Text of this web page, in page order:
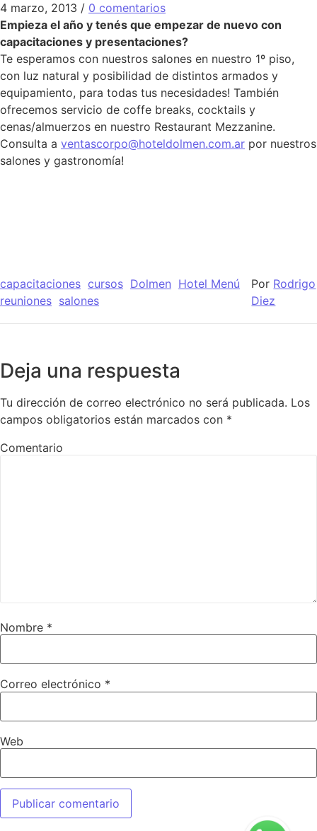
4 marzo, 2013 / 0 comentarios
Empieza el año y tenés que empezar de nuevo con
capacitaciones y presentaciones?
Te esperamos con nuestros salones en nuestro 1º piso,
con luz natural y posibilidad de distintos armados y
equipamiento, para todas tus necesidades! También
ofrecemos servicio de coffe breaks, cocktails y
cenas/almuerzos en nuestro Restaurant Mezzanine.
Consulta a ventascorpo@hoteldolmen.com.ar por nuestros
salones y gastronomía!
capacitaciones cursos Dolmen Hotel Menú
reuniones salones
Por Rodrigo
Diez
Deja una respuesta
Tu dirección de correo electrónico no será publicada. Los
campos obligatorios están marcados con *
Comentario
Nombre *
Correo electrónico *
Web